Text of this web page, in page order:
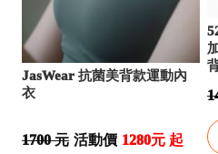
JasWear 抗菌美背款運動內
衣
1700 元 活動價 1280元 起